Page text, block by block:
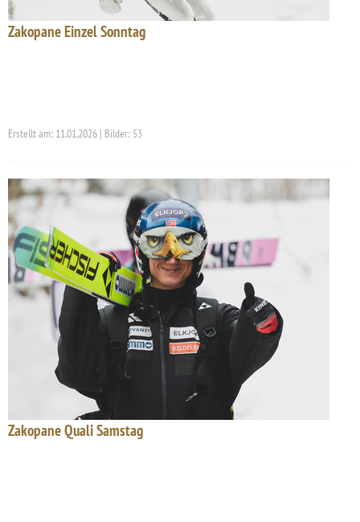
Zakopane Einzel Sonntag
Erstellt am: 11.01.2026 | Bilder: 53
Zakopane Quali Samstag